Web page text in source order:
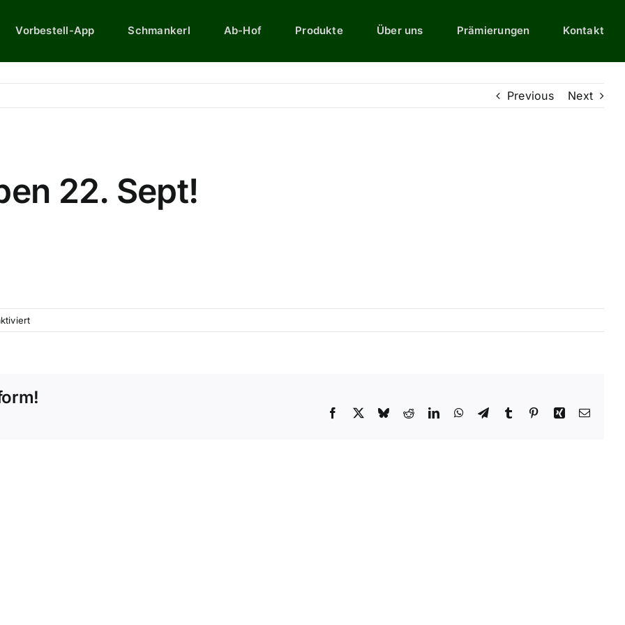
Vorbestell-App Schmankerl Ab-Hof Produkte Über uns Prämierungen Kontakt
Previous Next
22. Sept!
für
Trachtenfrühshoppen
Facebook
X BlueskyRedditLinkedInWhatsApp
TelegramTumblr PinterestXing Email